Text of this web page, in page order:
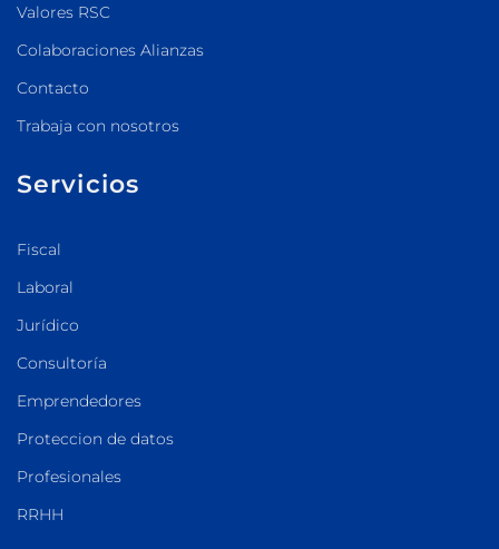
Valores RSC
Colaboraciones Alianzas
Contacto
Trabaja con nosotros
Servicios
Fiscal
Laboral
Jurídico
Consultoría
Emprendedores
Proteccion de datos
Profesionales
RRHH